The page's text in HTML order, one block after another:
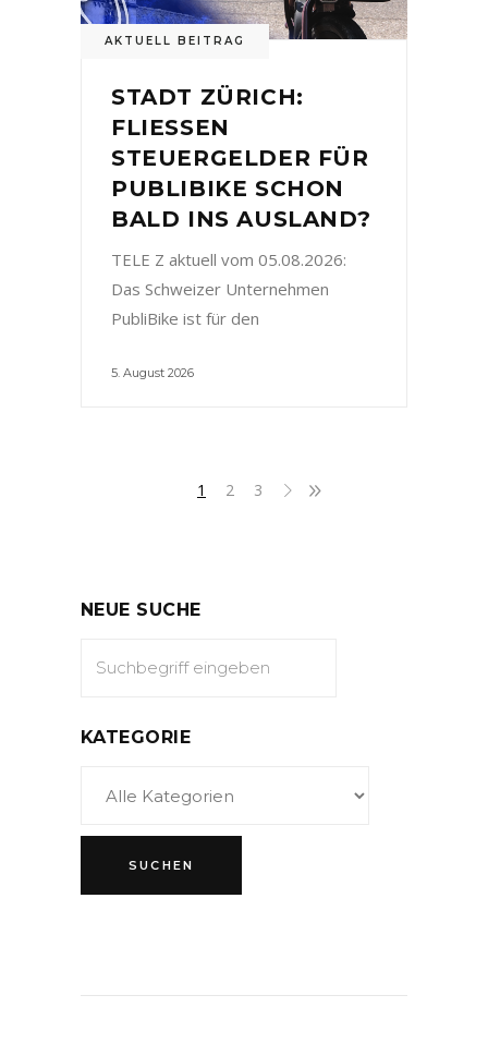
AKTUELL BEITRAG
STADT ZÜRICH:
FLIESSEN
STEUERGELDER FÜR
PUBLIBIKE SCHON
BALD INS AUSLAND?
TELE Z aktuell vom 05.08.2026:
Das Schweizer Unternehmen
PubliBike ist für den
5. August 2026
1 2 3
NEUE SUCHE
KATEGORIE